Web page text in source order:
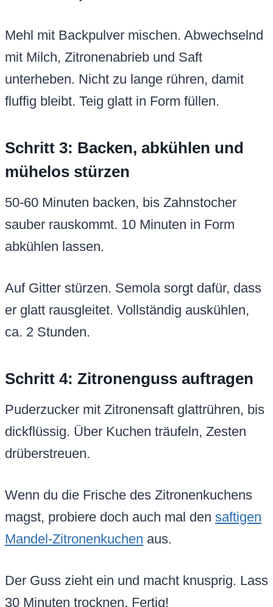
Mehl mit Backpulver mischen. Abwechselnd
mit Milch, Zitronenabrieb und Saft
unterheben. Nicht zu lange rühren, damit
fluffig bleibt. Teig glatt in Form füllen.
Schritt 3: Backen, abkühlen und
mühelos stürzen
50-60 Minuten backen, bis Zahnstocher
sauber rauskommt. 10 Minuten in Form
abkühlen lassen.
Auf Gitter stürzen. Semola sorgt dafür, dass
er glatt rausgleitet. Vollständig auskühlen,
ca. 2 Stunden.
Schritt 4: Zitronenguss auftragen
Puderzucker mit Zitronensaft glattrühren, bis
dickflüssig. Über Kuchen träufeln, Zesten
drüberstreuen.
Wenn du die Frische des Zitronenkuchens
magst, probiere doch auch mal den saftigen
Mandel-Zitronenkuchen aus.
Der Guss zieht ein und macht knusprig. Lass
30 Minuten trocknen. Fertig!